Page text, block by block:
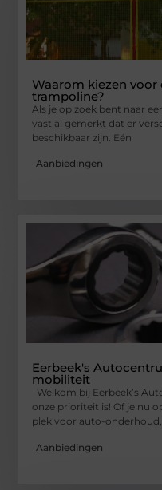
Waarom kiezen
trampoline?
Als je op zoek bent naar
vast al gemerkt dat er
beschikbaar zijn. Eén
Aanbiedingen
Eerbeek's
mobiliteit
Welkom bij Eerbeek’s
onze prioriteit is! Of je nu
plek voor auto-
Aanbiedingen